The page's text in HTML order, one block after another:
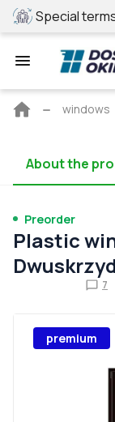
Special
Main
windows
About the
Preorder
Plastic
7
premium